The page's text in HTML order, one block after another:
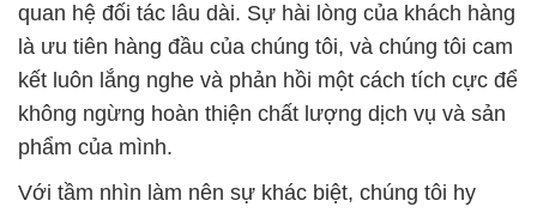
quan hệ đối tác lâu dài. Sự hài lòng của khách hàng
là ưu tiên hàng đầu của chúng tôi, và chúng tôi cam
kết luôn lắng nghe và phản hồi một cách tích cực để
không ngừng hoàn thiện chất lượng dịch vụ và sản
phẩm của mình.
Với tầm nhìn làm nên sự khác biệt, chúng tôi hy